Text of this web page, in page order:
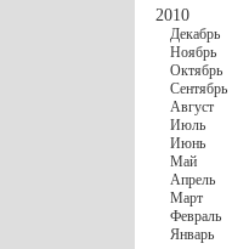
2010
Декабрь
Ноябрь
Октябрь
Сентябрь
Август
Июль
Июнь
Май
Апрель
Март
Февраль
Январь